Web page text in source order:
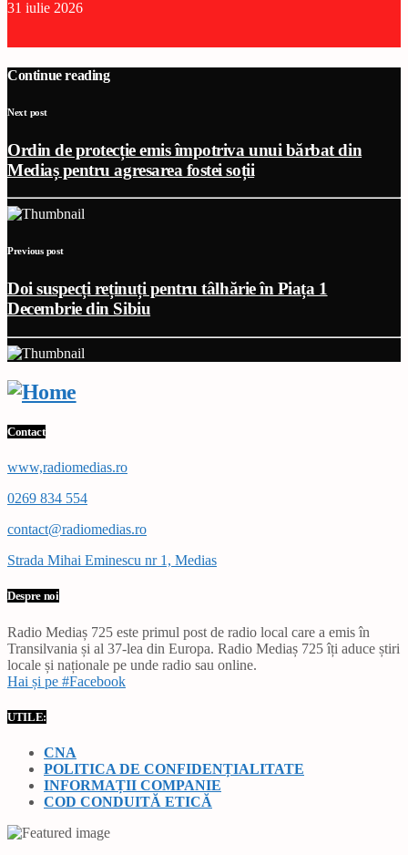
31 iulie 2026
Continue reading
Next post
Ordin de protecție emis împotriva unui bărbat din
Mediaș pentru agresarea fostei soții
Previous post
Doi suspecți reținuți pentru tâlhărie în Piața 1
Decembrie din Sibiu
Contact
www,radiomedias.ro
0269 834 554
contact@radiomedias.ro
Strada Mihai Eminescu nr 1, Medias
Despre noi
Radio Mediaș 725 este primul post de radio local care a emis în
Transilvania și al 37-lea din Europa. Radio Mediaș 725 îți aduce știri
locale și naționale pe unde radio sau online.
Hai și pe #Facebook
UTILE:
CNA
POLITICA DE CONFIDENȚIALITATE
INFORMAȚII COMPANIE
COD CONDUITĂ ETICĂ